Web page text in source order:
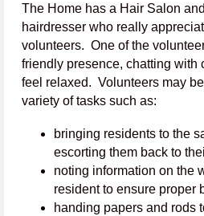
The Home has a Hair Salon
hairdresser who really
volunteers. One of the
friendly presence, chatting with
feel relaxed. Volunteers may
variety of tasks such as:
bringing residents to the
escorting them back to
noting information on the
resident to ensure proper
handing papers and rods